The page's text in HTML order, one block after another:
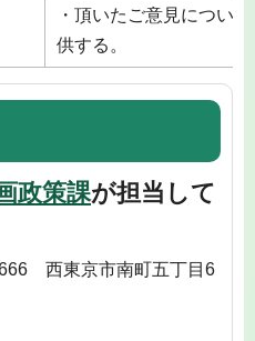
・頂いたご意見につい
供する。
政策課が担当して
西東京市南町五丁目6